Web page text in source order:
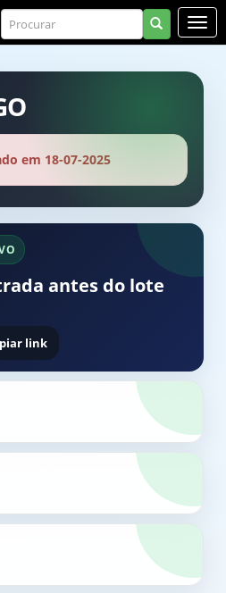
em 18-07-2025
antes do lote
link